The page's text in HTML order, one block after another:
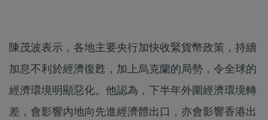
陳茂波表示，各地主要央行加快收緊貨幣政策，持續
加息不利於經濟復甦，加上烏克蘭的局勢，令全球的
經濟環境明顯惡化。他認為，下半年外圍經濟環境轉
差，會影響內地向先進經濟體出口，亦會影響香港出